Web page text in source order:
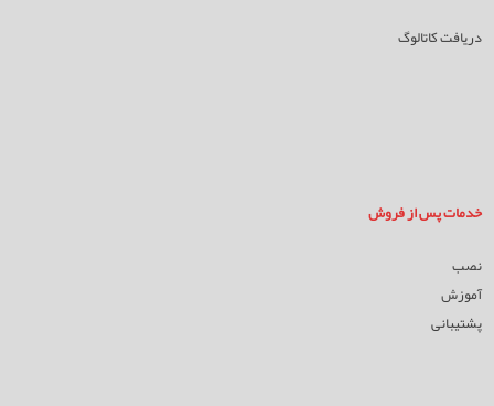
دریافت کاتالوگ
خدمات پس از فروش
نصب
آموزش
پشتیبانی